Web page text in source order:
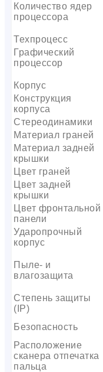
Количество ядер
процессора
Техпроцесс
Графический
процессор
Корпус
Конструкция
корпуса
Стереодинамики
Материал граней
Материал задней
крышки
Цвет граней
Цвет задней
крышки
Цвет фронтальной
панели
Ударопрочный
корпус
Пыле- и
влагозащита
Степень защиты
(IP)
Безопасность
Расположение
сканера отпечатка
пальца